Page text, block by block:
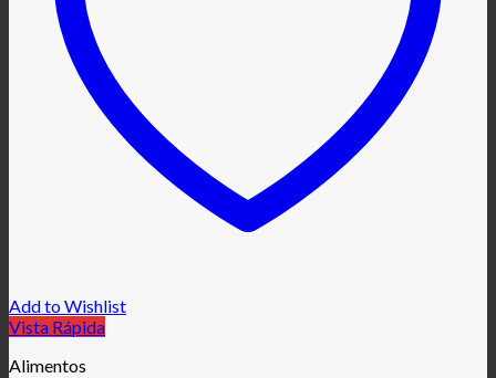
Add to Wishlist
Vista Rápida
Alimentos